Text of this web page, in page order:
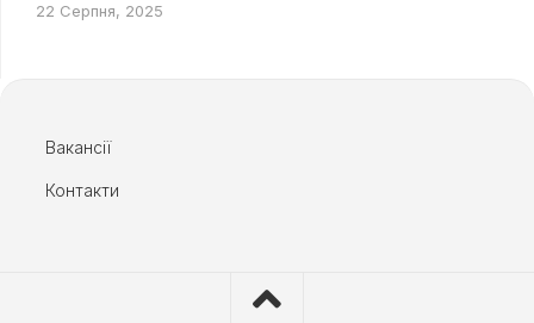
22 Серпня, 2025
Вакансії
Контакти